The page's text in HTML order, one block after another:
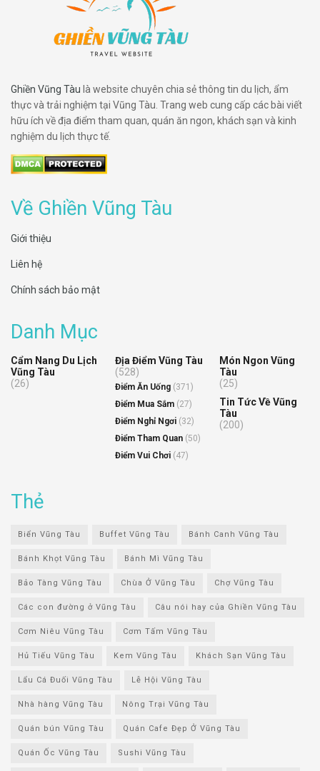
Ghiền Vũng Tàu là website chuyên chia sẻ thông tin du lịch, ẩm
thực và trải nghiệm tại Vũng Tàu. Trang web cung cấp các bài viết
hữu ích về địa điểm tham quan, quán ăn ngon, khách sạn và kinh
nghiệm du lịch thực tế.
Về Ghiền Vũng Tàu
Giới thiệu
Liên hệ
Chính sách bảo mật
Danh Mục
Cẩm Nang Du Lịch
Vũng Tàu
(26)
Địa Điểm Vũng Tàu
(528)
Điểm Ăn Uống (371)
Điểm Mua Sắm (27)
Điểm Nghỉ Ngơi (32)
Điểm Tham Quan (50)
Điểm Vui Chơi (47)
Món Ngon Vũng
Tàu
(25)
Tin Tức Về Vũng
Tàu
(200)
Thẻ
Biển Vũng Tàu Buffet Vũng Tàu Bánh Canh Vũng Tàu
Bánh Khọt Vũng Tàu Bánh Mì Vũng Tàu
Bảo Tàng Vũng Tàu Chùa Ở Vũng Tàu Chợ Vũng Tàu
Các con đường ở Vũng Tàu Câu nói hay của Ghiền Vũng Tàu
Cơm Niêu Vũng Tàu Cơm Tấm Vũng Tàu
Hủ Tiếu Vũng Tàu Kem Vũng Tàu Khách Sạn Vũng Tàu
Lẩu Cá Đuối Vũng Tàu Lễ Hội Vũng Tàu
Nhà hàng Vũng Tàu Nông Trại Vũng Tàu
Quán bún Vũng Tàu Quán Cafe Đẹp Ở Vũng Tàu
Quán Ốc Vũng Tàu Sushi Vũng Tàu